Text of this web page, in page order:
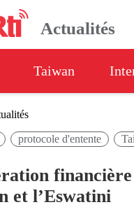
Actualités
Taiwan
protocole d'entente
et l’Eswatini